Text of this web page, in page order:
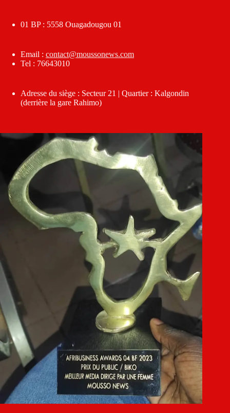
01 BP : 5558 Ouagadougou 01
Email : contact@moussonews.com
Tel : 76643010
Adresse du siège : Secteur 21 | Quartier : Kalgondin
(derrière la gare Rahimo)